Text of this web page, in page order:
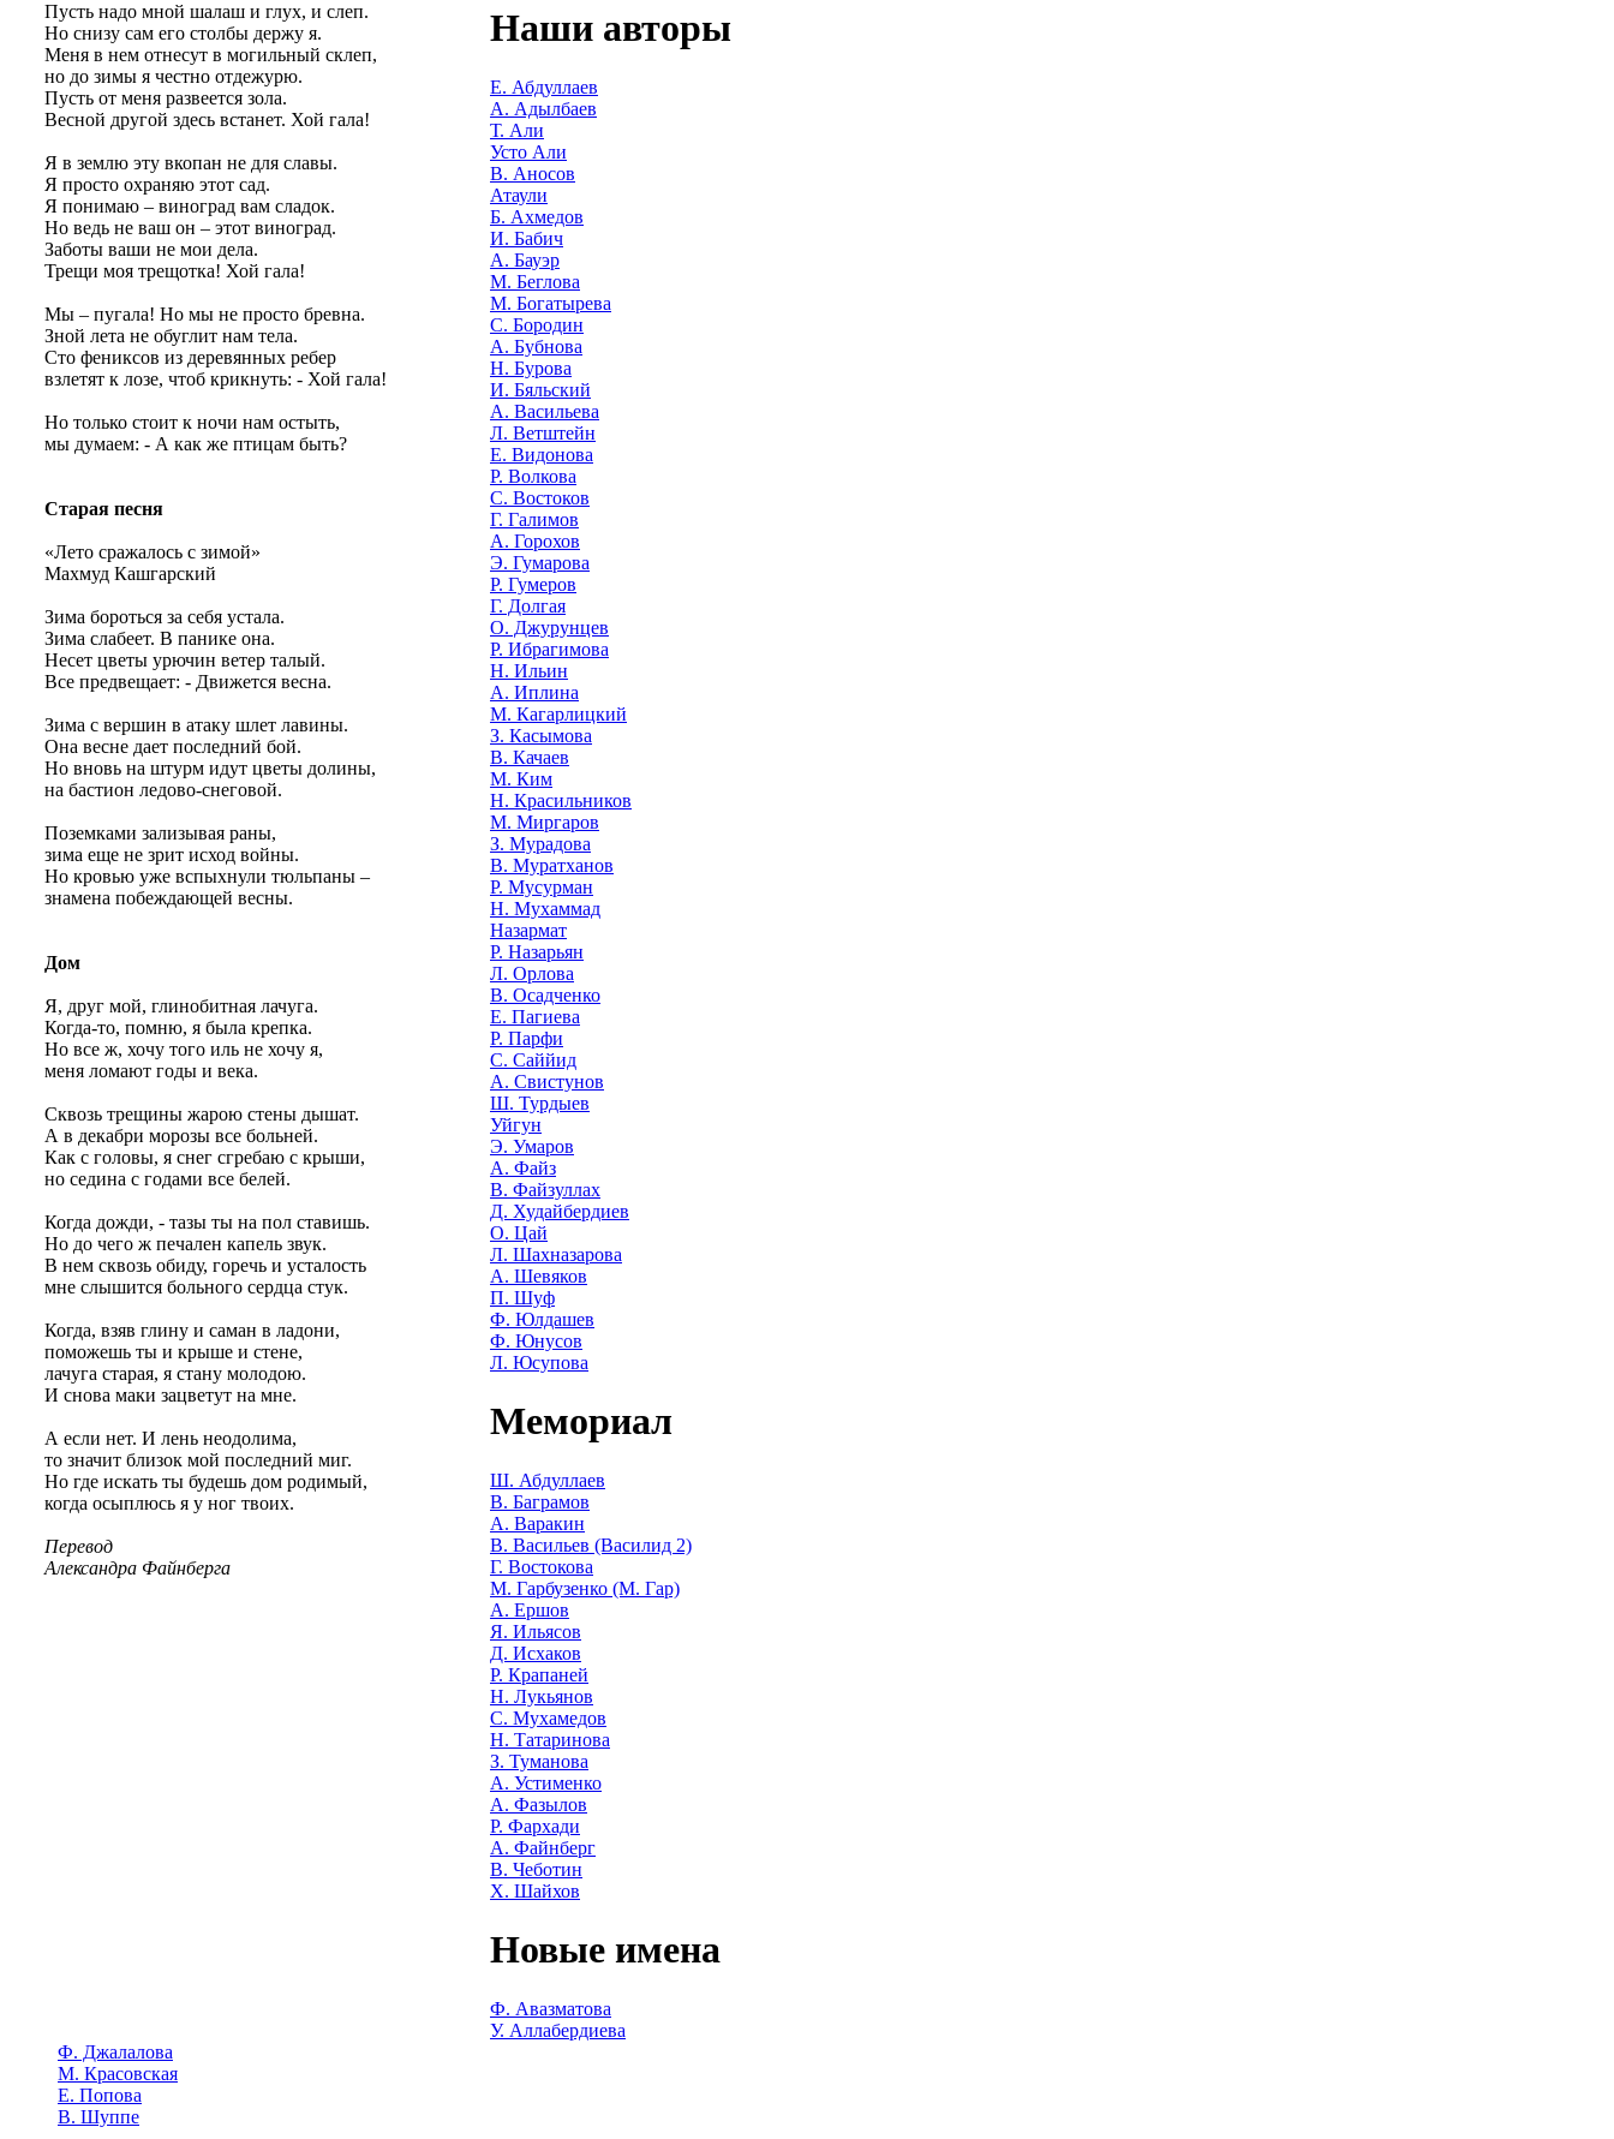
Пусть надо мной шалаш и глух, и слеп.
Но снизу сам его столбы держу я.
Меня в нем отнесут в могильный склеп,
но до зимы я честно отдежурю.
Пусть от меня развеется зола.
Весной другой здесь встанет. Хой гала!
Я в землю эту вкопан не для славы.
Я просто охраняю этот сад.
Я понимаю – виноград вам сладок.
Но ведь не ваш он – этот виноград.
Заботы ваши не мои дела.
Трещи моя трещотка! Хой гала!
Мы – пугала! Но мы не просто бревна.
Зной лета не обуглит нам тела.
Сто фениксов из деревянных ребер
взлетят к лозе, чтоб крикнуть: - Хой гала!
Но только стоит к ночи нам остыть,
мы думаем: - А как же птицам быть?
Старая песня
«Лето сражалось с зимой»
Махмуд Кашгарский
Зима бороться за себя устала.
Зима слабеет. В панике она.
Несет цветы урючин ветер талый.
Все предвещает: - Движется весна.
Зима с вершин в атаку шлет лавины.
Она весне дает последний бой.
Но вновь на штурм идут цветы долины,
на бастион ледово-снеговой.
Поземками зализывая раны,
зима еще не зрит исход войны.
Но кровью уже вспыхнули тюльпаны –
знамена побеждающей весны.
Дом
Я, друг мой, глинобитная лачуга.
Когда-то, помню, я была крепка.
Но все ж, хочу того иль не хочу я,
меня ломают годы и века.
Сквозь трещины жарою стены дышат.
А в декабри морозы все больней.
Как с головы, я снег сгребаю с крыши,
но седина с годами все белей.
Когда дожди, - тазы ты на пол ставишь.
Но до чего ж печален капель звук.
В нем сквозь обиду, горечь и усталость
мне слышится больного сердца стук.
Когда, взяв глину и саман в ладони,
поможешь ты и крыше и стене,
лачуга старая, я стану молодою.
И снова маки зацветут на мне.
А если нет. И лень неодолима,
то значит близок мой последний миг.
Но где искать ты будешь дом родимый,
когда осыплюсь я у ног твоих.
Перевод
Александра Файнберга
Наши авторы
Е. Абдуллаев
А. Адылбаев
Т. Али
Усто Али
В. Аносов
Атаули
Б. Ахмедов
И. Бабич
А. Бауэр
М. Беглова
М. Богатырева
С. Бородин
А. Бубнова
Н. Бурова
И. Бяльский
А. Васильева
Л. Ветштейн
Е. Видонова
Р. Волкова
С. Востоков
Г. Галимов
А. Горохов
Э. Гумарова
Р. Гумеров
Г. Долгая
О. Джурунцев
Р. Ибрагимова
Н. Ильин
А. Иплина
М. Кагарлицкий
З. Касымова
В. Качаев
М. Ким
Н. Красильников
М. Миргаров
З. Мурадова
В. Муратханов
Р. Мусурман
Н. Мухаммад
Назармат
Р. Назарьян
Л. Орлова
В. Осадченко
Е. Пагиева
Р. Парфи
С. Саййид
А. Свистунов
Ш. Турдыев
Уйгун
Э. Умаров
А. Файз
В. Файзуллах
Д. Худайбердиев
О. Цай
Л. Шахназарова
А. Шевяков
П. Шуф
Ф. Юлдашев
Ф. Юнусов
Л. Юсупова
Мемориал
Ш. Абдуллаев
В. Баграмов
А. Варакин
В. Васильев (Василид 2)
Г. Востокова
М. Гарбузенко (М. Гар)
А. Ершов
Я. Ильясов
Д. Исхаков
Р. Крапаней
Н. Лукьянов
С. Мухамедов
Н. Татаринова
З. Туманова
А. Устименко
А. Фазылов
Р. Фархади
А. Файнберг
В. Чеботин
Х. Шайхов
Новые имена
Ф. Авазматова
У. Аллабердиева
Ф. Джалалова
М. Красовская
Е. Попова
В. Шуппе